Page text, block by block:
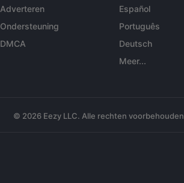
Adverteren
Ondersteuning
DMCA
Español
Português
Deutsch
Meer...
© 2026 Eezy LLC. Alle rechten voorbehouden